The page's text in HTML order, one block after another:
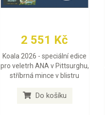
2 551 Kč
Koala 2026 - speciální edice
pro veletrh ANA v Pittsurghu,
stříbrná mince v blistru
Do košíku